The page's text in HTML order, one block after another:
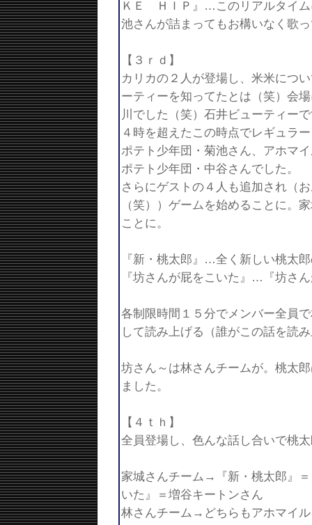
ＫＥ ＨＩＰ』…このリアルタイム
池さんが詰まってもお構いなく歌
【３ｒｄ】
カリカの２人が登場し、米米につ
ーティーを知ってたとは（笑）会
川でした（笑）石井ビューティー
４時を超えたこの時点でレギュラ
ポテト少年団・菊池さん、アホマ
ポテト少年団・中谷さんでした。
さらにゲストの４人も追加され（
（笑））ゲームを始めることに。
ことに。
『新・桃太郎』…全く新しい桃太
『坊さんが屁をこいた』…『坊さ
各制限時間１５分でメンバー全員
して読み上げる（誰がこの話を読
坊さん～は林さんチームが。桃太
ました。
【４ｔｈ】
全員登場し、色んな話し合いで桃
家城さんチーム→『新・桃太郎』
いた』＝増谷キートンさん
林さんチーム→どちらもアホマイ